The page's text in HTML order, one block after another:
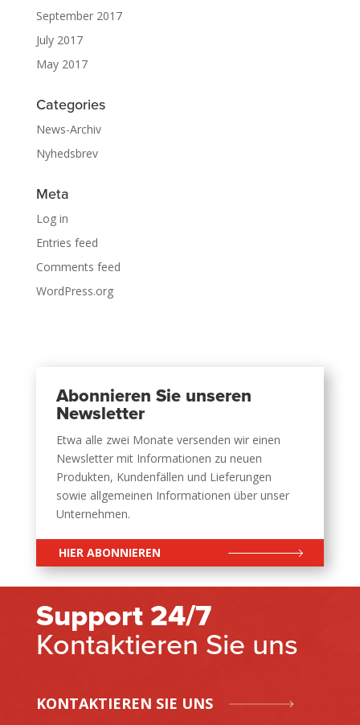
September 2017
July 2017
May 2017
Categories
News-Archiv
Nyhedsbrev
Meta
Log in
Entries feed
Comments feed
WordPress.org
Abonnieren Sie unseren
Newsletter
Etwa alle zwei Monate versenden wir einen
Newsletter mit Informationen zu neuen
Produkten, Kundenfällen und Lieferungen
sowie allgemeinen Informationen über unser
Unternehmen.
HIER ABONNIEREN
Support 24/7
Kontaktieren Sie uns
KONTAKTIEREN SIE UNS